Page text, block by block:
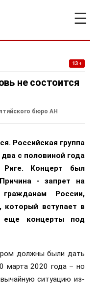
☰
13+
не состоится
бюро АН
Российская группа
с половиной года
Концерт был
- запрет на
России,
вступает в
еще концерты под
должны были дать
марта 2020 года – но
ситуацию из-